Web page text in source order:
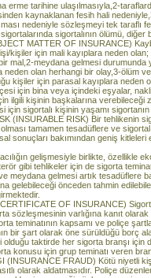
erme tarihine ulaşılmasıyla,2-
kaynaklanan fesih hali
nedeniyle sözleşmeyi tek taraflı
sigortalının ölümü, diğer
MATTER OF INSURANCE)
kişiler için mali kayıplara neden olan;
mal,2-meydana gelmesi
neden olan herhangi bir olay,3-ölüm
kişiler için parasal kayıplara
için bina veya içindeki eşyalar,
ilgili kişinin başkalarına verebileceği
için sigortalı kişinin yaşamı
(INSURABLE RISK) Bir tehlikenin
tamamen tesadüflere ve
sonuçları bakımından geniş
gelişmesiyle birlikte, özellikle
gibi tehlikeler için de sigorta
meydana gelmesi artık tesadüflere
gelebileceği önceden tahmin
OF INSURANCE)
sözleşmesinin varlığına kanıt olarak
teminatının kapsamı ve poliçe
bir şart olarak öne sürüldüğü borç
olduğu taktirde her sigorta branşı için
konusu için grup teminatı veren
(INSURANCE FRAUD) Kötü niyetli
olarak aldatmasıdır. Poliçe